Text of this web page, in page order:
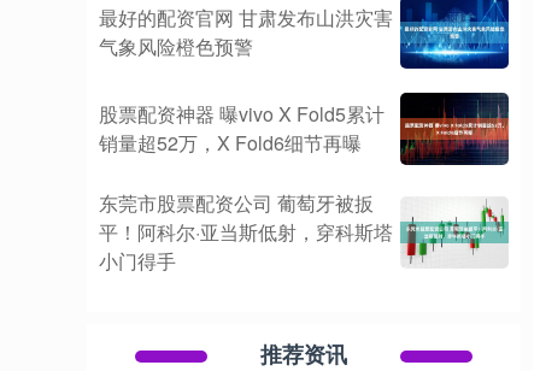
最好的配资官网 甘肃发布山洪灾害
气象风险橙色预警
股票配资神器 曝vivo X Fold5累计
销量超52万，X Fold6细节再曝
东莞市股票配资公司 葡萄牙被扳
平！阿科尔·亚当斯低射，穿科斯塔
小门得手
推荐资讯